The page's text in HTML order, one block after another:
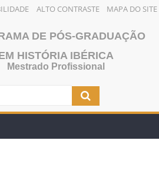
ALTO CONTRASTE MAPA DO SITE
DE PÓS-GRADUAÇÃO
HISTÓRIA IBÉRICA
Mestrado Profissional